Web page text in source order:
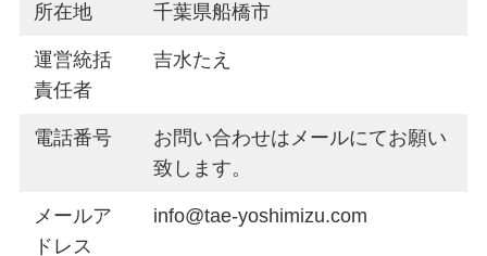
所在地 千葉県船橋市
運営統括
責任者
吉水たえ
電話番号
お問い合わせはメールにてお願い
致します。
メールア
ドレス
info@tae-yoshimizu.com